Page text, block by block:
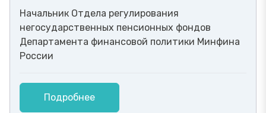
Начальник Отдела регулирования
негосударственных пенсионных фондов
Департамента финансовой политики Минфина
России
Подробнее